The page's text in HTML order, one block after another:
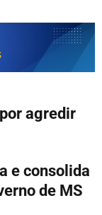
agredir
e consolida
de MS